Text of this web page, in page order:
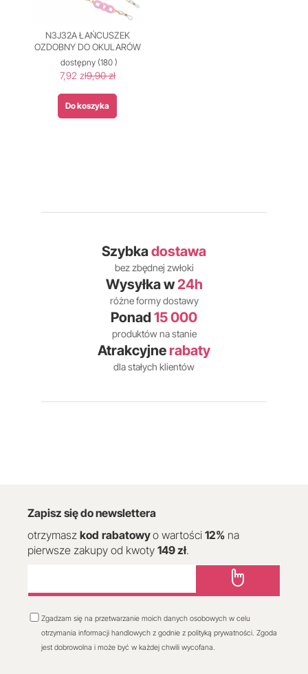
N3J32A ŁAŃCUSZEK
OZDOBNY DO OKULARÓW
dostępny (180 )
7,92 zł9,90 zł
Do koszyka
Szybkadostawa
bez zbędnej zwłoki
Wysyłka w24h
różne formy dostawy
Ponad 15 000
produktów na stanie
Atrakcyjne rabaty
dla stałych klientów
Zapisz się do newslettera
otrzymasz kod rabatowyo wartości 12% na
pierwsze zakupy od kwoty 149 zł.
Zgadzam się na przetwarzanie moich danych osobowych w celu
otrzymania informacji handlowych z godnie z polityką prywatności. Zgoda
jest dobrowolna i może być w każdej chwili wycofana.